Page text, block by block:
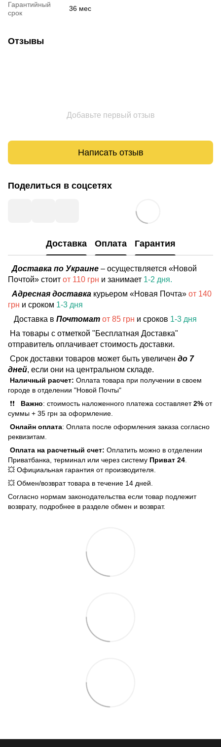
Гарантийный
срок
36 мес
Отзывы
Добавьте первый отзыв
Написать отзыв
Поделиться в соцсетях
Доставка Оплата Гарантия
Доставка по Украине – осуществляется «Новой
Почтой» стоит от 110 грн и занимает 1-2 дня.
Адресная доставка курьером «Новая Почта» от 140
грн и сроком 1-3 дня
Доставка в Почтомат от 85 грн и сроков 1-3 дня
На товары с отметкой "Бесплатная Доставка"
отправитель оплачивает стоимость доставки.
Срок доставки товаров может быть увеличен до 7
дней, если они на центральном складе.
Наличный расчет: Оплата товара при получении в своем
городе в отделении "Новой Почты"
❗❗ Важно: стоимость наложенного платежа составляет2% от
суммы + 35 грн за оформление.
Онлайн оплата: Оплата после оформления заказа согласно
реквизитам.
Оплата на расчетный счет: Оплатить можно в отделении
Приватбанка, терминал или через систему Приват 24
💥 Официальная гарантия от производителя.
💥 Обмен/возврат товара в течение 14 дней.
Согласно нормам законодательства если товар подлежит
возврату, подробнее в разделе обмен и возврат.